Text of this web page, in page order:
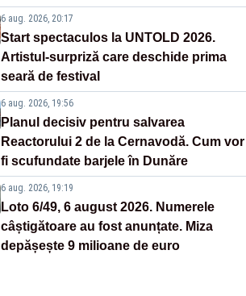
6 aug. 2026, 20:17
Start spectaculos la UNTOLD 2026.
Artistul-surpriză care deschide prima
seară de festival
6 aug. 2026, 19:56
Planul decisiv pentru salvarea
Reactorului 2 de la Cernavodă. Cum vor
fi scufundate barjele în Dunăre
6 aug. 2026, 19:19
Loto 6/49, 6 august 2026. Numerele
câștigătoare au fost anunțate. Miza
depășește 9 milioane de euro